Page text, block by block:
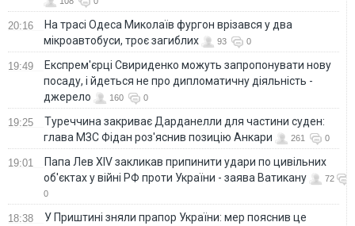
20:16
На трасі Одеса Миколаїв фургон врізався у два
мікроавтобуси, троє загиблих
93 0
19:49
Експрем'єрці Свириденко можуть запропонувати нову
посаду, і йдеться не про дипломатичну діяльність -
джерело
160 0
19:25
Туреччина закриває Дарданелли для частини суден:
глава МЗС Фідан роз'яснив позицію Анкари
261 0
19:01
Папа Лев XIV закликав припинити удари по цивільних
об'єктах у війні РФ проти України - заява Ватикану
72
0
18:38
У Приштині зняли прапор України: мер пояснив це